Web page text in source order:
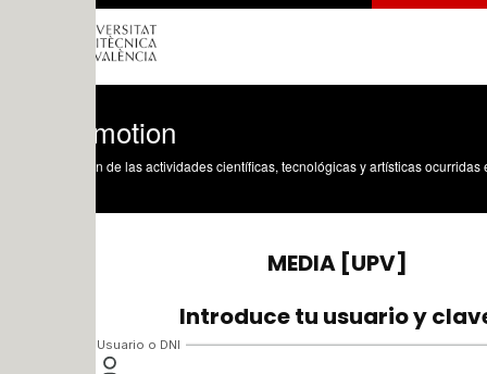
de las actividades científicas, tecnológicas y artísticas ocurridas en los tres